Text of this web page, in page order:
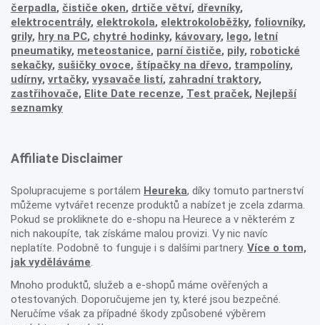
čerpadla, čističe oken, drtiče větví, dřevníky,
elektrocentrály, elektrokola, elektrokoloběžky, foliovníky,
grily, hry na PC, chytré hodinky, kávovary, lego, letní
pneumatiky, meteostanice, parní čističe, pily, robotické
sekačky, sušičky ovoce, štípačky na dřevo, trampolíny,
udírny, vrtačky, vysavače listí, zahradní traktory,
zastřihovače, Elite Date recenze, Test praček, Nejlepší
seznamky
Affiliate Disclaimer
Spolupracujeme s portálem Heureka, díky tomuto partnerství
můžeme vytvářet recenze produktů a nabízet je zcela zdarma.
Pokud se prokliknete do e-shopu na Heurece a v některém z
nich nakoupíte, tak získáme malou provizi. Vy nic navíc
neplatíte. Podobně to funguje i s dalšími partnery. Více o tom,
jak vyděláváme
Mnoho produktů, služeb a e-shopů máme ověřených a
otestovaných. Doporučujeme jen ty, které jsou bezpečné.
Neručíme však za případné škody způsobené výběrem